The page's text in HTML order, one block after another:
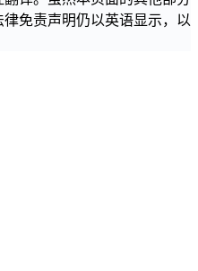
免责声明仍以英语显示，以